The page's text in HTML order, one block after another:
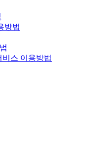
방법
비스 이용방법